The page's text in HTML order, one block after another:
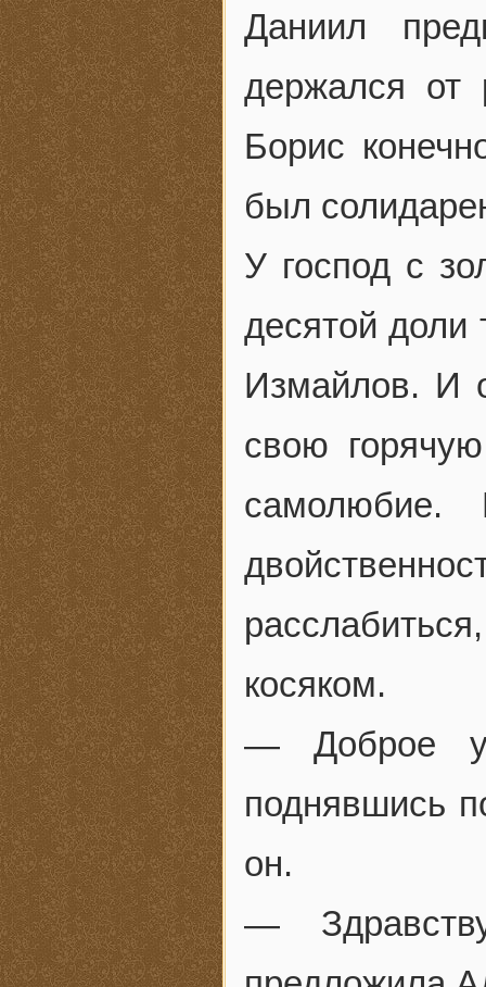
Даниил
держался от
Борис
был
У господ с
десятой доли
Измайлов. И
свою
косяком.
— Доброе
поднявшись
он.
—